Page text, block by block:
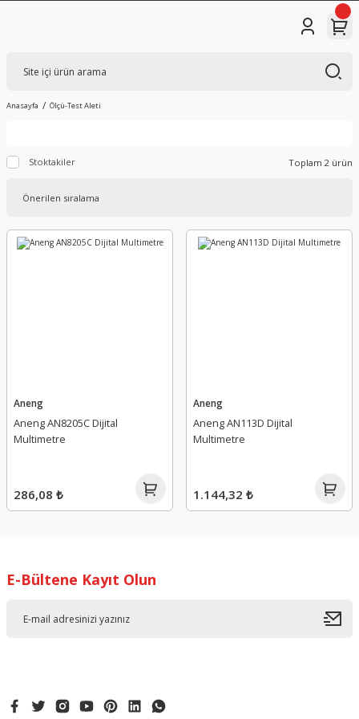
Anasayfa Ölçü-Test Aleti
Stoktakiler Toplam 2 ürün
Aneng
Aneng AN8205C Dijital
Multimetre
286,08 ₺
Aneng
Aneng AN113D Dijital
Multimetre
1.144,32 ₺
E-Bültene Kayıt Olun